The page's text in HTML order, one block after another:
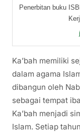
Penerbitan buku
Ka’bah memiliki
dalam agama
dibangun oleh
sebagai tempat
Ka’bah menjadi
Islam. Setiap